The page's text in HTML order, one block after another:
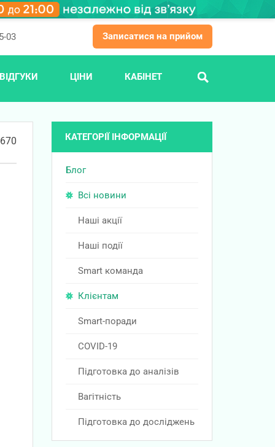
ПОШУК
03 Записатися на прийом
ЦІНИ КАБІНЕТ
КАТЕГОРІЇ ІНФОРМАЦІЇ
Блог
Всі новини
Наші акції
Наші події
Smart команда
Клієнтам
Smart-поради
COVID-19
Підготовка до аналізів
Вагітність
Підготовка до досліджень